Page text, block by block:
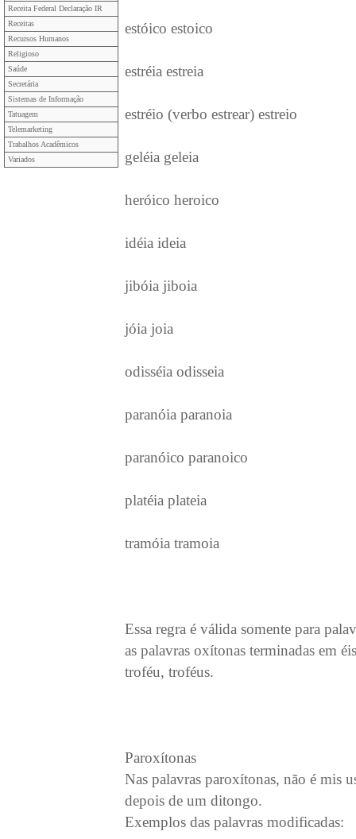
Receita Federal Declaração IR
Receitas
Recursos Humanos
Religioso
Saúde
Secretária
Sistemas de Informação
Tatuagem
Telemarketing
Trabalhos Acadêmicos
Variados
estóico estoico
estréia estreia
estréio (verbo estrear) estreio
geléia geleia
heróico heroico
idéia ideia
jibóia jiboia
jóia joia
odisséia odisseia
paranóia paranoia
paranóico paranoico
platéia plateia
tramóia tramoia
Essa regra é válida somente para
as palavras oxítonas terminadas em
troféu, troféus.
Paroxítonas
Nas palavras paroxítonas, não é mis
depois de um ditongo.
Exemplos das palavras modificadas: